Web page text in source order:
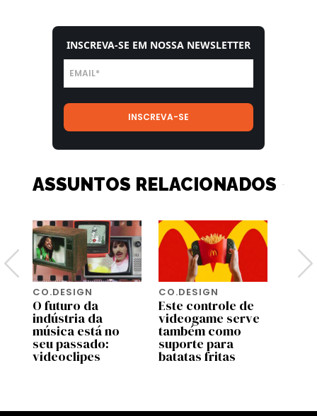
INSCREVA-SE EM NOSSA NEWSLETTER
ASSUNTOS RELACIONADOS
CO.DESIGN
O futuro da
indústria da
música está no
seu passado:
videoclipes
CO.DESIGN
Este controle de
videogame serve
também como
suporte para
batatas fritas